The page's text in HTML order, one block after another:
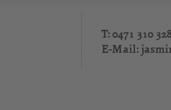
T: 0471 310
E-Mail: